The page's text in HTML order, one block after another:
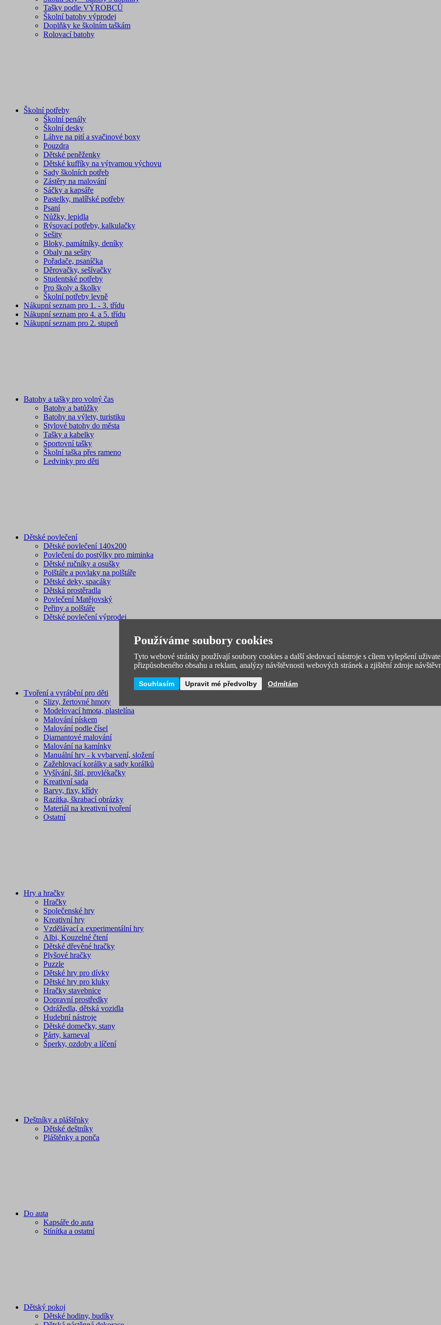
Tašky podle VÝROBCŮ
Školní batohy výprodej
Doplňky ke školním taškám
Rolovací batohy
Školní potřeby
Školní penály
Školní desky
Láhve na pití a svačinové boxy
Pouzdra
Dětské peněženky
Dětské kufříky na výtvarnou výchovu
Sady školních potřeb
Zástěry na malování
Sáčky a kapsáře
Pastelky, malířské potřeby
Psaní
Nůžky, lepidla
Rýsovací potřeby, kalkulačky
Sešity
Bloky, památníky, deníky
Obaly na sešity
Pořadače, psaníčka
Děrovačky, sešívačky
Studentské potřeby
Pro školy a školky
Školní potřeby levně
Nákupní seznam pro 1. - 3. třídu
Nákupní seznam pro 4. a 5. třídu
Nákupní seznam pro 2. stupeň
Batohy a tašky pro volný čas
Batohy a batůžky
Batohy na výlety, turistiku
Stylové batohy do města
Tašky a kabelky
Sportovní tašky
Školní taška přes rameno
Ledvinky pro děti
Dětské povlečení
Dětské povlečení 140x200
Povlečení do postýlky pro miminka
Dětské ručníky a osušky
Polštáře a povlaky na polštáře
Dětské deky, spacáky
Dětská prostěradla
Povlečení Matějovský
Peřiny a polštáře
Dětské povlečení výprodej
Tvoření a vyrábění pro děti
Slizy, žertovné hmoty
Modelovací hmota, plastelína
Malování pískem
Malování podle čísel
Diamantové malování
Malování na kamínky
Manuální hry - k vybarvení, složení
Zažehlovací korálky a sady korálků
Vyšívání, šití, provlékačky
Kreativní sada
Barvy, fixy, křídy
Razítka, škrabací obrázky
Materiál na kreativní tvoření
Ostatní
Hry a hračky
Hračky
Společenské hry
Kreativní hry
Vzdělávací a experimentální hry
Albi, Kouzelné čtení
Dětské dřevěné hračky
Plyšové hračky
Puzzle
Dětské hry pro dívky
Dětské hry pro kluky
Hračky stavebnice
Dopravní prostředky
Odrážedla, dětská vozidla
Hudební nástroje
Dětské domečky, stany
Párty, karneval
Šperky, ozdoby a líčení
Deštníky a pláštěnky
Dětské deštníky
Pláštěnky a ponča
Do auta
Kapsáře do auta
Stínítka a ostatní
Dětský pokoj
Dětské hodiny, budíky
Používáme soubory cookies
Tyto webové stránky používají soubory cookies a další sledovací nástroje s cílem vylepšení
přizpůsobeného obsahu a reklam, analýzy návštěvnosti webových stránek a zjištění zdroje
Souhlasím Upravit mé předvolby Odmítám